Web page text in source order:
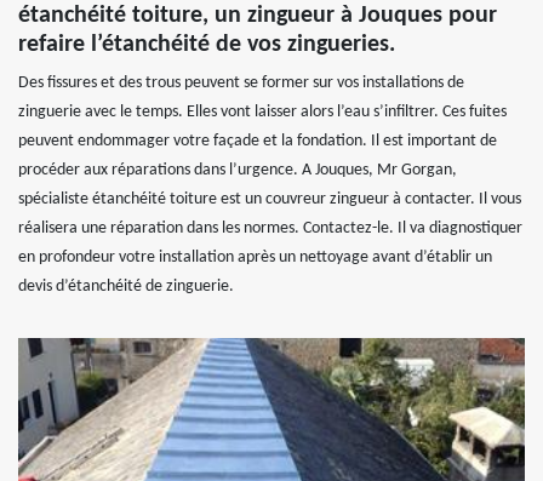
étanchéité toiture, un zingueur à Jouques pour
refaire l’étanchéité de vos zingueries.
Des fissures et des trous peuvent se former sur vos installations de
zinguerie avec le temps. Elles vont laisser alors l’eau s’infiltrer. Ces fuites
peuvent endommager votre façade et la fondation. Il est important de
procéder aux réparations dans l’urgence. A Jouques, Mr Gorgan,
spécialiste étanchéité toiture est un couvreur zingueur à contacter. Il vous
réalisera une réparation dans les normes. Contactez-le. Il va diagnostiquer
en profondeur votre installation après un nettoyage avant d’établir un
devis d’étanchéité de zinguerie.